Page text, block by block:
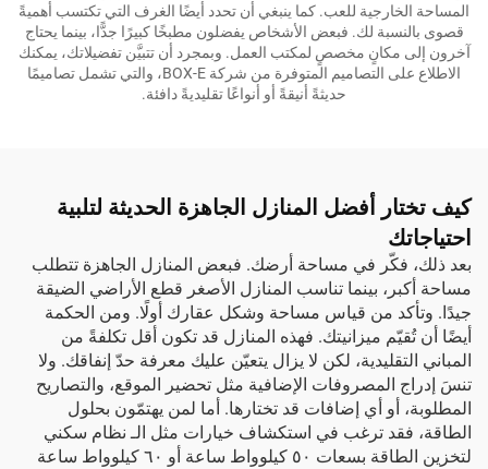
المساحة الخارجية للعب. كما ينبغي أن تحدد أيضًا الغرف التي تكتسب أهميةً
قصوى بالنسبة لك. فبعض الأشخاص يفضلون مطبخًا كبيرًا جدًّا، بينما يحتاج
آخرون إلى مكانٍ مخصصٍ لمكتب العمل. وبمجرد أن تتبيَّن تفضيلاتك، يمكنك
الاطلاع على التصاميم المتوفرة من شركة BOX-E، والتي تشمل تصاميمًا
حديثةً أنيقةً أو أنواعًا تقليديةً دافئة.
كيف تختار أفضل المنازل الجاهزة الحديثة لتلبية
احتياجاتك
بعد ذلك، فكّر في مساحة أرضك. فبعض المنازل الجاهزة تتطلب
مساحة أكبر، بينما تناسب المنازل الأصغر قطع الأراضي الضيقة
جيدًا. وتأكد من قياس مساحة وشكل عقارك أولًا. ومن الحكمة
أيضًا أن تُقيّم ميزانيتك. فهذه المنازل قد تكون أقل تكلفةً من
المباني التقليدية، لكن لا يزال يتعيّن عليك معرفة حدّ إنفاقك. ولا
تنسَ إدراج المصروفات الإضافية مثل تحضير الموقع، والتصاريح
المطلوبة، أو أي إضافات قد تختارها. أما لمن يهتمّون بحلول
الطاقة، فقد ترغب في استكشاف خيارات مثل الـ نظام سكني
لتخزين الطاقة بسعات ٥٠ كيلوواط ساعة أو ٦٠ كيلوواط ساعة